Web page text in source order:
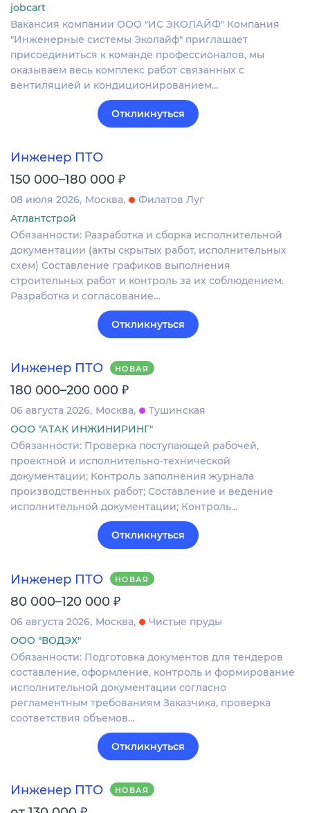
jobcart
Вакансия компании ООО "ИС ЭКОЛАЙФ" Компания
"Инженерные системы Эколайф" приглашает
присоединиться к команде профессионалов, мы
оказываем весь комплекс работ связанных с
вентиляцией и кондиционированием…
Откликнуться
Инженер ПТО
150 000–180 000 ₽
08 июля 2026 Москва
Филатов Луг
Атлантстрой
Обязанности: Разработка и сборка исполнительной
документации (акты скрытых работ, исполнительных
схем) Составление графиков выполнения
строительных работ и контроль за их соблюдением.
Разработка и согласование…
Откликнуться
Инженер ПТО НОВАЯ
180 000–200 000 ₽
06 августа 2026 Москва
Тушинская
ООО "АТАК ИНЖИНИРИНГ"
Обязанности: Проверка поступающей рабочей,
проектной и исполнительно-технической
документации; Контроль заполнения журнала
производственных работ; Составление и ведение
исполнительной документации; Контроль…
Откликнуться
Инженер ПТО НОВАЯ
80 000–120 000 ₽
06 августа 2026 Москва
Чистые пруды
ООО "ВОДЭХ"
Обязанности: Подготовка документов для тендеров
составление, оформление, контроль и формирование
исполнительной документации согласно
регламентным требованиям Заказчика, проверка
соответствия объемов…
Откликнуться
Инженер ПТО НОВАЯ